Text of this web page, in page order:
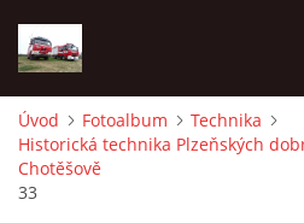
TECHNIKA
Úvod Fotoalbum
Technika
Historická technika Plzeňských
Chotěšově
33